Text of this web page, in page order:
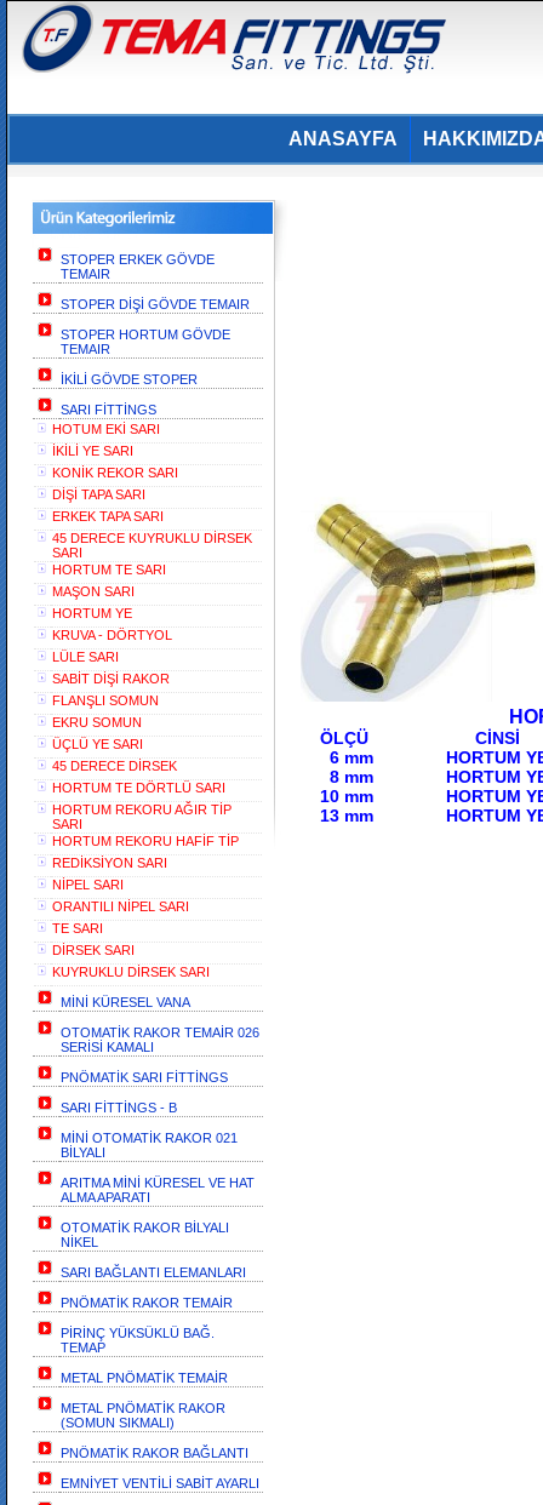
ANASAYFA
STOPER ERKEK GÖVDE
TEMAIR
STOPER DİŞİ GÖVDE TEMAIR
STOPER HORTUM GÖVDE
TEMAIR
İKİLİ GÖVDE STOPER
SARI FİTTİNGS
HOTUM EKİ SARI
İKİLİ YE SARI
KONİK REKOR SARI
DİŞİ TAPA SARI
ERKEK TAPA SARI
45 DERECE KUYRUKLU DİRSEK
SARI
HORTUM TE SARI
MAŞON SARI
HORTUM YE
KRUVA - DÖRTYOL
LÜLE SARI
SABİT DİŞİ RAKOR
FLANŞLI SOMUN
EKRU SOMUN
ÜÇLÜ YE SARI
45 DERECE DİRSEK
HORTUM TE DÖRTLÜ SARI
HORTUM REKORU AĞIR TİP
SARI
HORTUM REKORU HAFİF TİP
REDİKSİYON SARI
NİPEL SARI
ORANTILI NİPEL SARI
TE SARI
DİRSEK SARI
KUYRUKLU DİRSEK SARI
MİNİ KÜRESEL VANA
OTOMATİK RAKOR TEMAİR 026
SERİSİ KAMALI
PNÖMATİK SARI FİTTİNGS
SARI FİTTİNGS - B
MİNİ OTOMATİK RAKOR 021
BİLYALI
ARITMA MİNİ KÜRESEL VE HAT
ALMA APARATI
OTOMATİK RAKOR BİLYALI
NİKEL
SARI BAĞLANTI ELEMANLARI
PNÖMATİK RAKOR TEMAİR
PİRİNÇ YÜKSÜKLÜ BAĞ.
TEMAP
METAL PNÖMATİK TEMAİR
METAL PNÖMATİK RAKOR
(SOMUN SIKMALI)
PNÖMATİK RAKOR BAĞLANTI
EMNİYET VENTİLİ SABİT AYARLI
HORTUM
ÖLÇÜ
6 mm HORTUM
8 mm
10 mm HORTUM
13 mm